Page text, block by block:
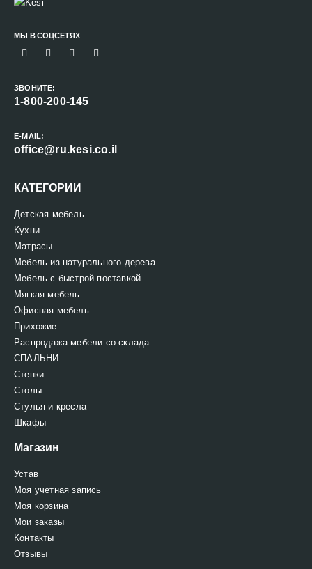
МЫ В СОЦСЕТЯХ
ЗВОНИТЕ:
1-800-200-145
E-MAIL:
office@ru.kesi.co.il
КАТЕГОРИИ
Детская мебель
Кухни
Матрасы
Мебель из натурального дерева
Мебель с быстрой поставкой
Мягкая мебель
Офисная мебель
Прихожие
Распродажа мебели со склада
СПАЛЬНИ
Стенки
Столы
Стулья и кресла
Шкафы
Магазин
Устав
Моя учетная запись
Моя корзина
Мои заказы
Контакты
Отзывы